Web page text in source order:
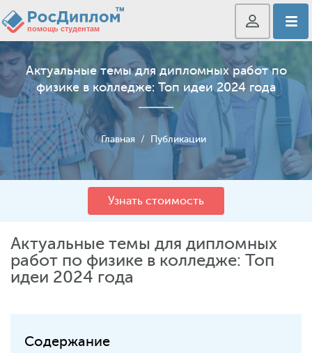
Актуальные темы для дипломных работ по
физике в колледже: Топ идеи 2024 года
Главная / Публикации
Узнать стоимость
Актуальные темы для дипломных
работ по физике в колледже: Топ
идеи 2024 года
Содержание